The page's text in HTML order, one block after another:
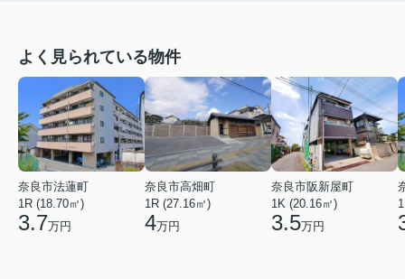
よく見られている物件
奈良市法蓮町
1R (18.70㎡)
3.7万円
奈良市高畑町
1R (27.16㎡)
4万円
奈良市阪新屋町
1K (20.16㎡)
3.5万円